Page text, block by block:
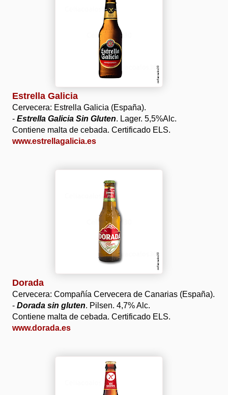
Estrella Galicia
Cervecera: Estrella Galicia (España).
- Estrella Galicia Sin Gluten. Lager. 5,5%Alc.
Contiene malta de cebada. Certificado ELS.
www.estrellagalicia.es
Dorada
Cervecera: Compañía Cervecera de Canarias (España).
- Dorada sin gluten. Pilsen. 4,7% Alc.
Contiene malta de cebada. Certificado ELS.
www.dorada.es